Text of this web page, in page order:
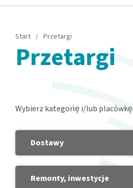
Start / Przetargi
Przetargi
Wybierz kategorię i/lub placówkę
Dostawy
Remonty, inwestycje